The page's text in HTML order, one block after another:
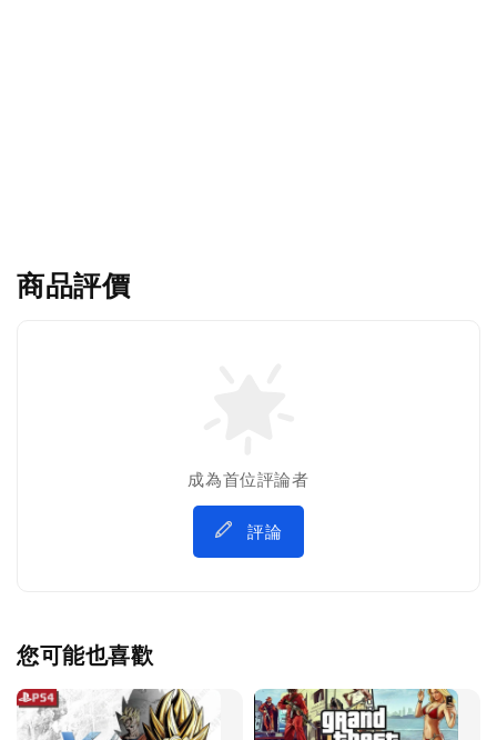
商品評價
成為首位評論者
評論
您可能也喜歡